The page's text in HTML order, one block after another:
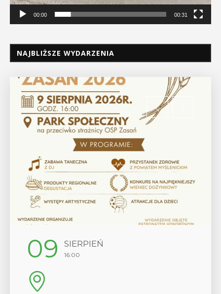
00:00 00:31
NAJBLIŻSZE WYDARZENIA
09 SIERPIEŃ
16:00